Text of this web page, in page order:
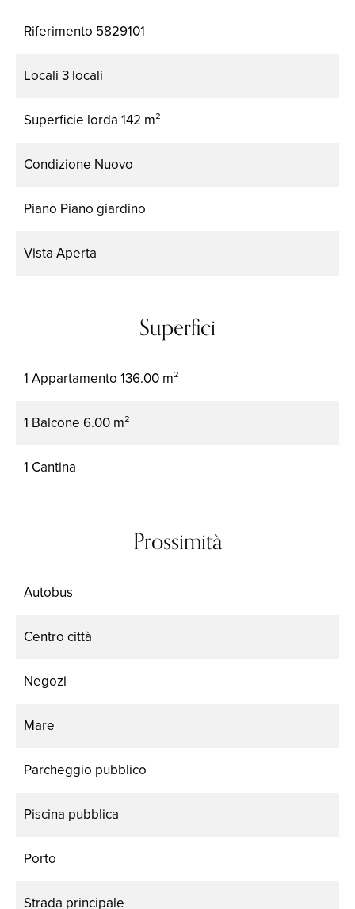
Riferimento 5829101
Locali 3 locali
Superficie lorda 142 m²
Condizione Nuovo
Piano Piano giardino
Vista Aperta
Superfici
1 Appartamento 136.00 m²
1 Balcone 6.00 m²
1 Cantina
Prossimità
Autobus
Centro città
Negozi
Mare
Parcheggio pubblico
Piscina pubblica
Porto
Strada principale